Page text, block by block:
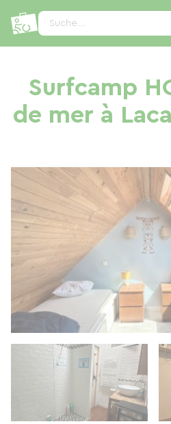
Suche...
Surfcamp
de mer à
Cookie-Einstellungen